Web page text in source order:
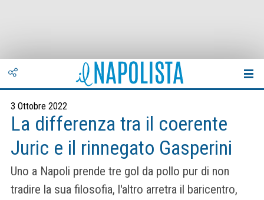
3 Ottobre 2022
La differenza tra il coerente
Juric e il rinnegato Gasperini
Uno a Napoli prende tre gol da pollo pur di non
tradire la sua filosofia, l'altro arretra il baricentro,